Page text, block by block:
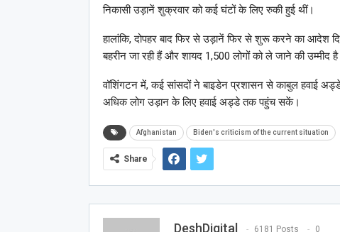
निकासी उड़ानें शुक्रवार को कई घंटों के लिए रुकी हुई थीं।
हालांकि, दोपहर बाद फिर से उड़ानें फिर से शुरू करने का आदेश
बहरीन जा रही हैं और शायद 1,500 लोगों को ले जाने की उम्मीद
वॉशिंगटन में, कई सांसदों ने बाइडेन प्रशासन से काबुल हवाई
अधिक लोग उड़ान के लिए हवाई अड्डे तक पहुंच सकें।
Afghanistan Biden's criticism of the current situation
Share
DeshDigital 6181 Posts 0